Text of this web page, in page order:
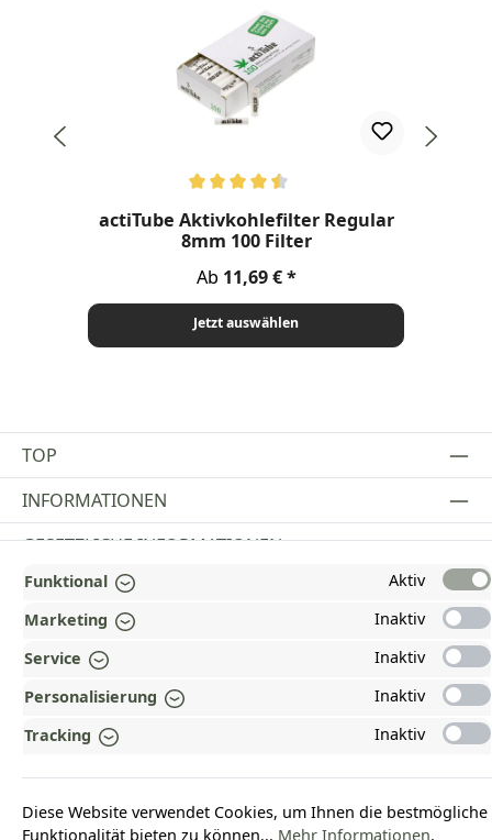
actiTube Aktivkohlefilter Regular
8mm 100 Filter
Regulärer Preis:
Ab 11,69 €
Jetzt auswählen
TOP
Vertrag widerrufen
INFORMATIONEN
GESETZLICHE INFORMATIONEN
ZAHLUNGS- UND VERSANDARTEN
AUSGEZEICHNET UND ZERTIFIZIERT!
UNSERE COMMUNITIES
Funktional
Aktiv
Marketing
Inaktiv
Service
Inaktiv
Personalisierung
Inaktiv
Tracking
Inaktiv
Diese Website verwendet Cookies, um Ihnen die bestmögliche
Funktionalität bieten zu können... Mehr Informationen.